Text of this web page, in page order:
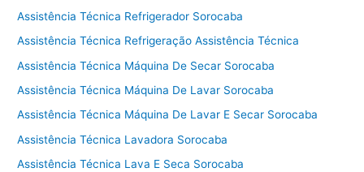
n
c
a
t
n
i
Assistência Técnica Refrigerador Sorocaba
Assistência Técnica Refrigeração Assistência Técnica
Assistência Técnica Máquina De Secar Sorocaba
Assistência Técnica Máquina De Lavar Sorocaba
Assistência Técnica Máquina De Lavar E Secar Sorocaba
Assistência Técnica Lavadora Sorocaba
Assistência Técnica Lava E Seca Sorocaba